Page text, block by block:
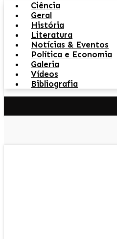
Ciência
Geral
História
Literatura
Notícias & Eventos
Política e Economia
Galeria
Vídeos
Bibliografia